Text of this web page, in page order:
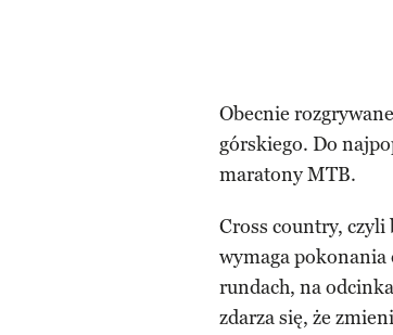
Obecnie
górskiego. Do
maratony MTB.
Cross country, czyli
wymaga
rundach, na
zdarza się, że